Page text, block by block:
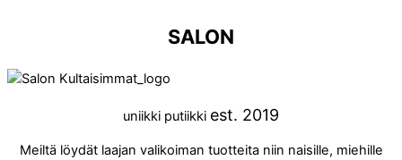
SALON
uniikki putiikki est. 2019
Meiltä löydät laajan valikoiman tuotteita niin naisille, miehille